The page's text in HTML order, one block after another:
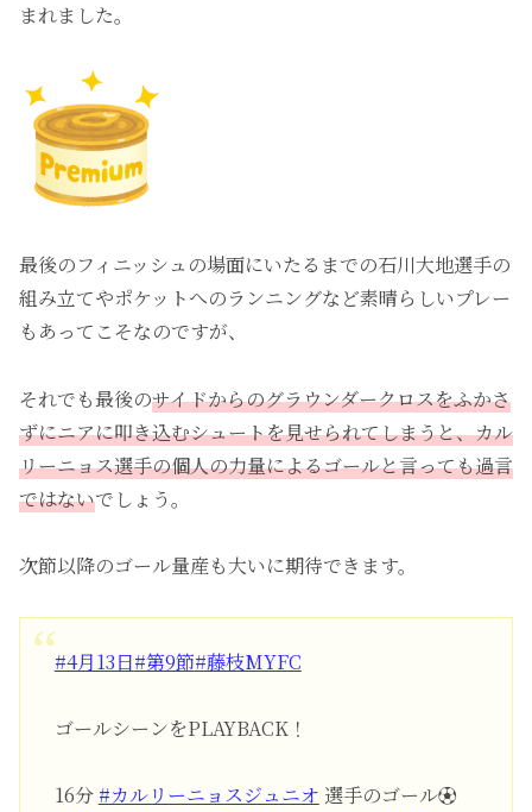
まれました。
最後のフィニッシュの場面にいたるまでの石川大地選手の
組み立てやポケットへのランニングなど素晴らしいプレー
もあってこそなのですが、
それでも最後のサイドからのグラウンダークロスをふかさ
ずにニアに叩き込むシュートを見せられてしまうと、カル
リーニョス選手の個人の力量によるゴールと言っても過言
ではないでしょう。
次節以降のゴール量産も大いに期待できます。
#4月13日#第9節#藤枝MYFC
ゴールシーンをPLAYBACK！
16分 #カルリーニョスジュニオ 選手のゴール⚽️